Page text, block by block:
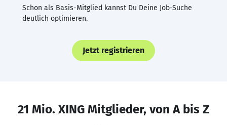
Schon als Basis-Mitglied kannst Du Deine Job-Suche
deutlich optimieren.
Jetzt registrieren
21 Mio. XING Mitglieder, von A bis Z